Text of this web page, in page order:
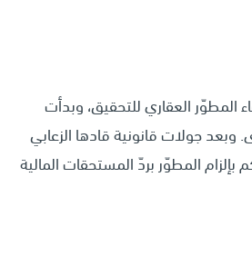
المطوّر العقاري للتحقيق، وبدأت
جولات قانونية قادها الزعابي
بإلزام المطوّر بردّ المستحقات المالية